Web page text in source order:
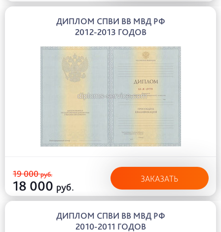
ДИПЛОМ СПВИ ВВ МВД РФ
2012-2013 ГОДОВ
19 000руб.
18 000 руб.
ЗАКАЗАТЬ
ДИПЛОМ СПВИ ВВ МВД РФ
2010-2011 ГОДОВ